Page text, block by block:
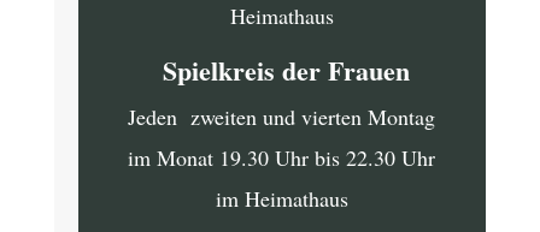
Heimathaus
Spielkreis der Frauen
Jeden zweiten und vierten Montag
im Monat 19.30 Uhr bis 22.30 Uhr
im Heimathaus